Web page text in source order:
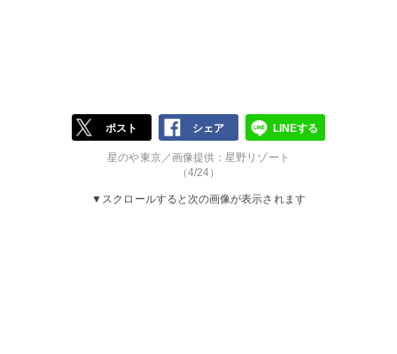
ポスト シェア LINEする
星のや東京／画像提供：星野リゾート
（4/24）
▼スクロールすると次の画像が表示されます